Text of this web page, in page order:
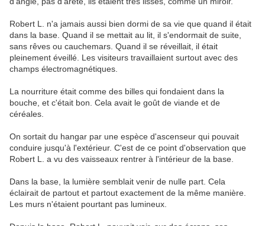
Robert L. n'a jamais aussi bien dormi de sa vie que quand il était
dans la base. Quand il se mettait au lit, il s'endormait de suite,
sans rêves ou cauchemars. Quand il se réveillait, il était
pleinement éveillé. Les visiteurs travaillaient surtout avec des
champs électromagnétiques.
La nourriture était comme des billes qui fondaient dans la
bouche, et c'était bon. Cela avait le goût de viande et de
céréales.
On sortait du hangar par une espèce d'ascenseur qui pouvait
conduire jusqu'à l'extérieur. C'est de ce point d'observation que
Robert L. a vu des vaisseaux rentrer à l'intérieur de la base.
Dans la base, la lumière semblait venir de nulle part. Cela
éclairait de partout et partout exactement de la même manière.
Les murs n'étaient pourtant pas lumineux.